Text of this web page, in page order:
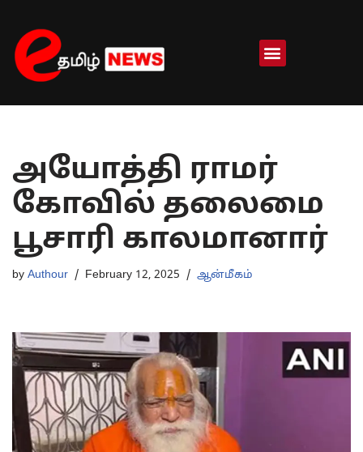
Skip
to
content
அயோத்தி ராமர்
கோவில் தலைமை
பூசாரி காலமானார்
by Authour February 12, 2025 ஆன்மீகம்